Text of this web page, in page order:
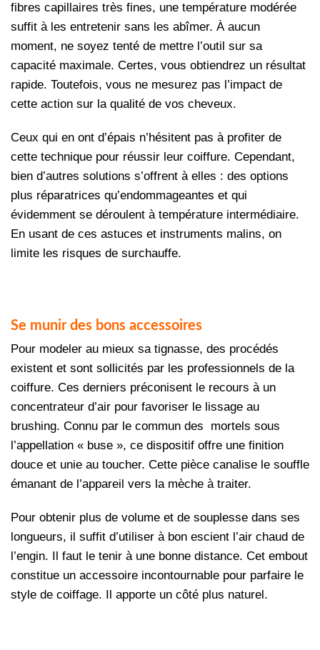
fibres capillaires très fines, une température modérée
suffit à les entretenir sans les abîmer. À aucun
moment, ne soyez tenté de mettre l’outil sur sa
capacité maximale. Certes, vous obtiendrez un résultat
rapide. Toutefois, vous ne mesurez pas l’impact de
cette action sur la qualité de vos cheveux.
Ceux qui en ont d’épais n’hésitent pas à profiter de
cette technique pour réussir leur coiffure. Cependant,
bien d’autres solutions s’offrent à elles : des options
plus réparatrices qu’endommageantes et qui
évidemment se déroulent à température intermédiaire.
En usant de ces astuces et instruments malins, on
limite les risques de surchauffe.
Se munir des bons accessoires
Pour modeler au mieux sa tignasse, des procédés
existent et sont sollicités par les professionnels de la
coiffure. Ces derniers préconisent le recours à un
concentrateur d’air pour favoriser le lissage au
brushing. Connu par le commun des mortels sous
l’appellation « buse », ce dispositif offre une finition
douce et unie au toucher. Cette pièce canalise le souffle
émanant de l’appareil vers la mèche à traiter.
Pour obtenir plus de volume et de souplesse dans ses
longueurs, il suffit d’utiliser à bon escient l’air chaud de
l’engin. Il faut le tenir à une bonne distance. Cet embout
constitue un accessoire incontournable pour parfaire le
style de coiffage. Il apporte un côté plus naturel.